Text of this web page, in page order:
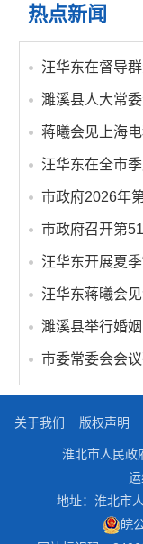
热点新闻
蒋曦会见上海
市政府召开第
关于我们 版权声明
淮北市人民政
地址：淮北市
皖